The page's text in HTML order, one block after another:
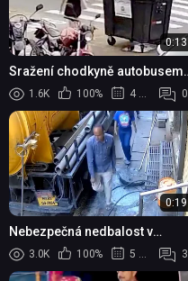
0:13
Sražení chodkyně autobusem
na přechodu v Porto Alegre
1.6K 100% 4 měsíce 0
0:19
Nebezpečná nedbalost v
Indauru: Mladá žena se zranila
po pádu do odkryté kanalizace
3.0K 100% 5 měsíců 3